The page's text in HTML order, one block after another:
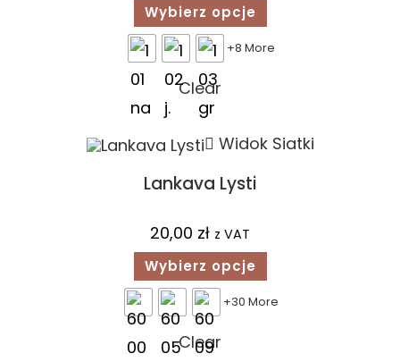
Wybierz opcje
+8 More
Clear
Widok Siatki
Lankava Lysti
20,00 zł z VAT
Wybierz opcje
+30 More
Clear